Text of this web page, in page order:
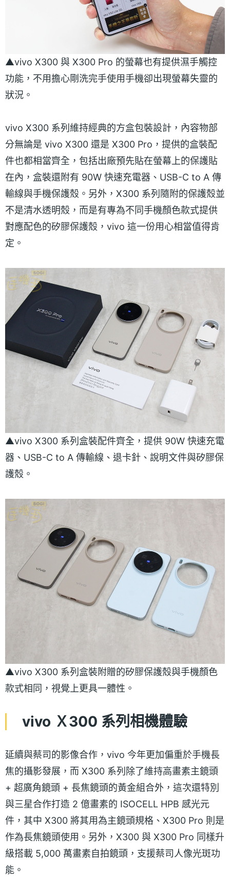
▲vivo X300 與 X300 Pro 的螢幕也有提供濕手觸控
功能，不用擔心剛洗完手使用手機卻出現螢幕失靈的
狀況。
vivo X300 系列維持經典的方盒包裝設計，內容物部
分無論是 vivo X300 還是 X300 Pro，提供的盒裝配
件也都相當齊全，包括出廠預先貼在螢幕上的保護貼
在內，盒裝還附有 90W 快速充電器、USB-C to A 傳
輸線與手機保護殼。另外，X300 系列隨附的保護殼並
不是清水透明殼，而是有專為不同手機顏色款式提供
對應配色的矽膠保護殼，vivo 這一份用心相當值得肯
定。
▲vivo X300 系列盒裝配件齊全，提供 90W 快速充電
器、USB-C to A 傳輸線、退卡針、說明文件與矽膠保
護殼。
▲vivo X300 系列盒裝附贈的矽膠保護殼與手機顏色
款式相同，視覺上更具一體性。
vivo Ｘ300 系列相機體驗
延續與蔡司的影像合作，vivo 今年更加偏重於手機長
焦的攝影發展，而 X300 系列除了維持高畫素主鏡頭
+ 超廣角鏡頭 + 長焦鏡頭的黃金組合外，這次還特別
與三星合作打造 2 億畫素的 ISOCELL HPB 感光元
件，其中 X300 將其用為主鏡頭規格、X300 Pro 則是
作為長焦鏡頭使用。另外，X300 與 X300 Pro 同樣升
級搭載 5,000 萬畫素自拍鏡頭，支援蔡司人像光斑功
能。